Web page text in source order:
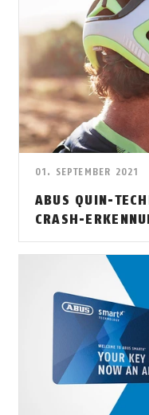
01. SEPTEMBER 2021
ABUS QUIN-
CRASH-